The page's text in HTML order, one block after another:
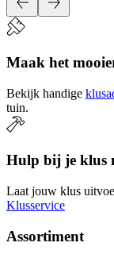
Maak het
Bekijk handige
tuin.
Hulp bij je klus
Laat jouw klus
Klusservice
Assortiment